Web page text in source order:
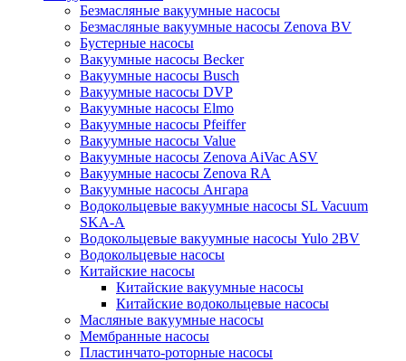
Безмасляные вакуумные насосы
Безмасляные вакуумные насосы Zenova BV
Бустерные насосы
Вакуумные насосы Becker
Вакуумные насосы Busch
Вакуумные насосы DVP
Вакуумные насосы Elmo
Вакуумные насосы Pfeiffer
Вакуумные насосы Value
Вакуумные насосы Zenova AiVac ASV
Вакуумные насосы Zenova RA
Вакуумные насосы Ангара
Водокольцевые вакуумные насосы SL Vacuum
SKA-A
Водокольцевые вакуумные насосы Yulo 2BV
Водокольцевые насосы
Китайские насосы
Китайские вакуумные насосы
Китайские водокольцевые насосы
Масляные вакуумные насосы
Мембранные насосы
Пластинчато-роторные насосы